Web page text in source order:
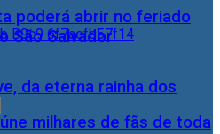
da eterna rainha dos
milhares de fãs de toda
poderá abrir no feriado
São Salvador